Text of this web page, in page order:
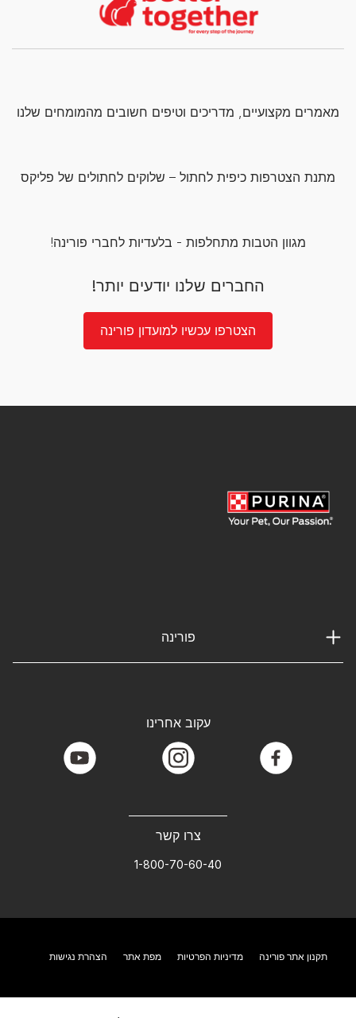
מאמרים מקצועיים, מדריכים וטיפים חשובים מהמומחים שלנו
מתנת הצטרפות כיפית לחתול – שלוקים לחתולים של פליקס
מגוון הטבות מתחלפות - בלעדיות לחברי פורינה!
החברים שלנו יודעים יותר!
הצטרפו עכשיו למועדון פורינה
פורינה
צרו קשר
1-800-70-60-40
עקוב אחרינו
facebook
instagram
youtube
תקנון אתר פורינה מדיניות הפרטיות מפת אתר הצהרת נגישות